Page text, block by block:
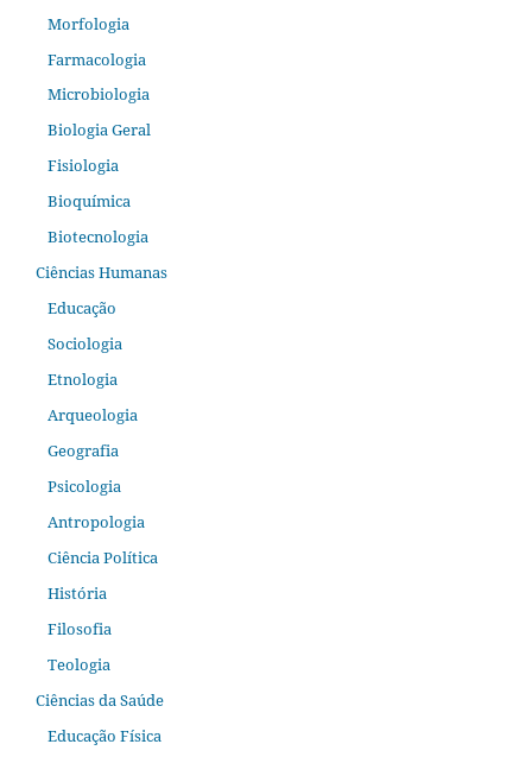
Morfologia
Farmacologia
Microbiologia
Biologia Geral
Fisiologia
Bioquímica
Biotecnologia
Ciências Humanas
Educação
Sociologia
Etnologia
Arqueologia
Geografia
Psicologia
Antropologia
Ciência Política
História
Filosofia
Teologia
Ciências da Saúde
Educação Física